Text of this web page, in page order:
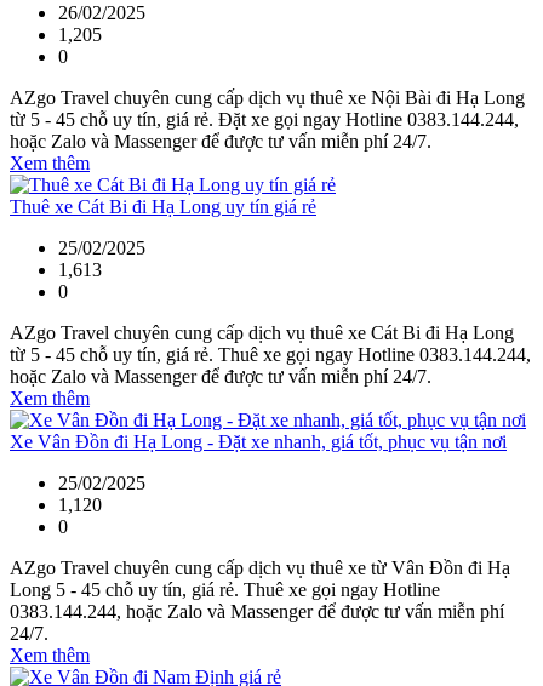
26/02/2025
1,205
0
AZgo Travel chuyên cung cấp dịch vụ thuê xe Nội Bài đi Hạ Long
từ 5 - 45 chỗ uy tín, giá rẻ. Đặt xe gọi ngay Hotline 0383.144.244,
hoặc Zalo và Massenger để được tư vấn miễn phí 24/7.
Xem thêm
Thuê xe Cát Bi đi Hạ Long uy tín giá rẻ
25/02/2025
1,613
0
AZgo Travel chuyên cung cấp dịch vụ thuê xe Cát Bi đi Hạ Long
từ 5 - 45 chỗ uy tín, giá rẻ. Thuê xe gọi ngay Hotline 0383.144.244,
hoặc Zalo và Massenger để được tư vấn miễn phí 24/7.
Xem thêm
Xe Vân Đồn đi Hạ Long - Đặt xe nhanh, giá tốt, phục vụ tận nơi
25/02/2025
1,120
0
AZgo Travel chuyên cung cấp dịch vụ thuê xe từ Vân Đồn đi Hạ
Long 5 - 45 chỗ uy tín, giá rẻ. Thuê xe gọi ngay Hotline
0383.144.244, hoặc Zalo và Massenger để được tư vấn miễn phí
24/7.
Xem thêm